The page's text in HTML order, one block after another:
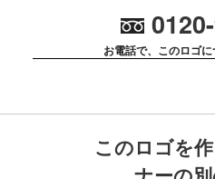
お電話で、このロゴ
このロゴを